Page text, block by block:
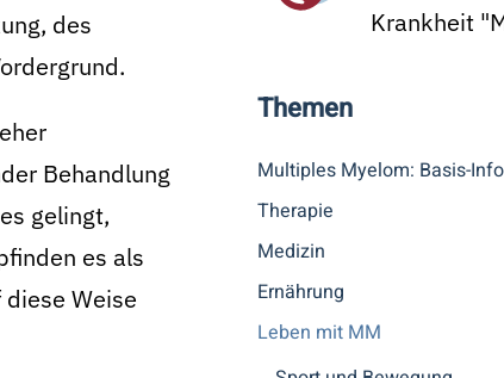
des
Behandlung
gelingt,
es als
Weise
Krankheit
Themen
Multiples Myelom: Basis-
Therapie
Medizin
Ernährung
Leben mit MM